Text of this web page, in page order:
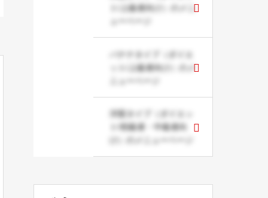
ト/上級者向け）のメニ
ューページ
バナナタイプ（ダイエ
ット/上級者向け）のメ
ニューページ
洋梨タイプ（ダイエッ
ト/初級者・中級者向